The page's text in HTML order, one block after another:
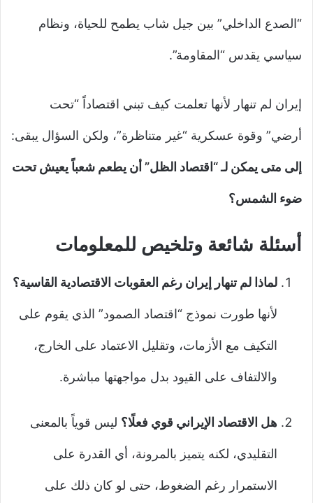
“الصدع الداخلي” بين جيل شاب يطمح للحياة، ونظام
سياسي يقدس “المقاومة”.
إيران لم تنهار لأنها تعلمت كيف تبني اقتصاداً “تحت
أرضي” وقوة عسكرية “غير متناظرة”، ولكن السؤال يبقى:
إلى متى يمكن لـ “اقتصاد الظل” أن يطعم شعباً يعيش تحت
ضوء الشمس؟
أسئلة شائعة وتلخيص للمعلومات
لماذا لم تنهار إيران رغم العقوبات الاقتصادية القاسية؟
لأنها طورت نموذج “اقتصاد الصمود” الذي يقوم على
التكيف مع الأزمات، وتقليل الاعتماد على الخارج،
والالتفاف على القيود بدل مواجهتها مباشرة.
هل الاقتصاد الإيراني قوي فعلًا؟ ليس قوياً بالمعنى
التقليدي، لكنه يتميز بالمرونة، أي القدرة على
الاستمرار رغم الضغوط، حتى لو كان ذلك على